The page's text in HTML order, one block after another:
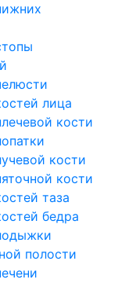
лица
кости
кости
кости
таза
бедра
полости